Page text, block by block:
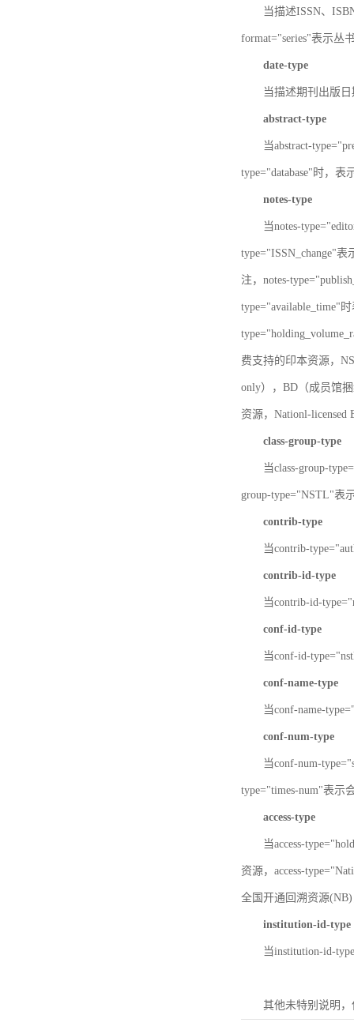
当描述ISSN、
format="series"表示丛
date-type
当描述期刊出版日
abstract-type
当abstract-
type="database"时，表
notes-type
当notes-
type="ISSN_change"
注，notes-
type="available_time"
费支持的印本资源，
only），BD（成员馆
资源，Nationl-licensed
class-group-type
当class-group-
group-type="NSTL"表
contrib-type
当contrib-
contrib-id-type
当contrib-id-
conf-id-type
当conf-id-
conf-name-type
当conf-name-
conf-num-type
当conf-num-
type="times-num"表示
access-type
当access-
资源，access-
全国开通回溯资源(NB)
institution-id-type
当institution-id-
其他未特别说明